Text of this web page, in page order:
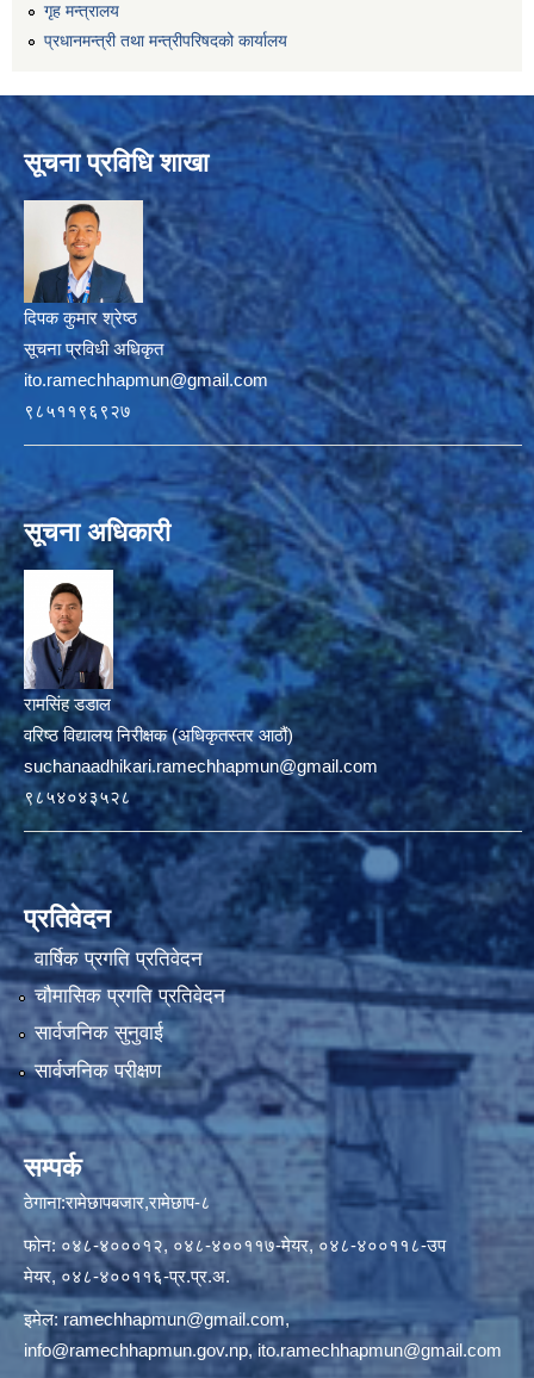
गृह मन्त्रालय
प्रधानमन्त्री तथा मन्त्रीपरिषदको कार्यालय
सूचना प्रविधि शाखा
दिपक कुमार श्रेष्ठ
सूचना प्रविधी अधिकृत
ito.ramechhapmun@gmail.com
९८५११९६९२७
सूचना अधिकारी
रामसिंह डडाल
वरिष्ठ विद्यालय निरीक्षक (अधिकृतस्तर आठौं)
suchanaadhikari.ramechhapmun@gmail.com
९८५४०४३५२८
प्रतिवेदन
वार्षिक प्रगति प्रतिवेदन
चौमासिक प्रगति प्रतिवेदन
सार्वजनिक सुनुवाई
सार्वजनिक परीक्षण
सम्पर्क
ठेगाना:रामेछापबजार,रामेछाप-८
फोन: ०४८-४०००१२, ०४८-४००११७-मेयर, ०४८-४००११८-उप
मेयर, ०४८-४००११६-प्र.प्र.अ.
इमेल:ramechhapmun@gmail.com,
info@ramechhapmun.gov.np,ito.ramechhapmun@gmail.com